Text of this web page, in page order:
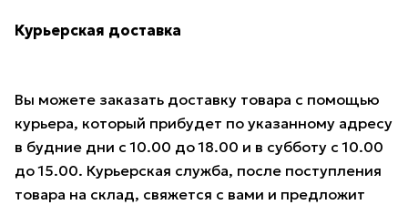
Курьерская доставка
Вы можете заказать доставку товара с помощью
курьера, который прибудет по указанному адресу
в будние дни с 10.00 до 18.00 и в субботу с 10.00
до 15.00. Курьерская служба, после поступления
товара на склад, свяжется с вами и предложит